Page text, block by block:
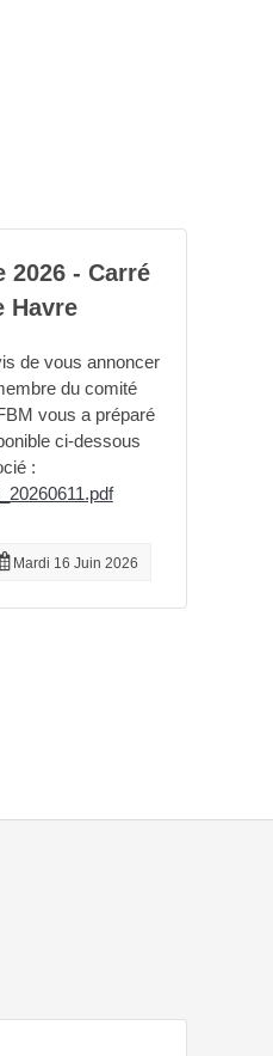
2026 - Carré
Havre
de vous annoncer
du comité
vous a préparé
ci-dessous
:
Mardi 16 Juin 2026